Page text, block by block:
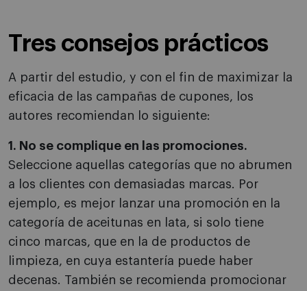
Tres consejos prácticos
A partir del estudio, y con el fin de maximizar la
eficacia de las campañas de cupones, los
autores recomiendan lo siguiente:
1. No se complique en las promociones.
Seleccione aquellas categorías que no abrumen
a los clientes con demasiadas marcas. Por
ejemplo, es mejor lanzar una promoción en la
categoría de aceitunas en lata, si solo tiene
cinco marcas, que en la de productos de
limpieza, en cuya estantería puede haber
decenas. También se recomienda promocionar